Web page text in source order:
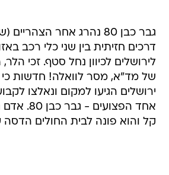
גבר כבן 80 נהרג אחר
דרכים חזיתית בין שני כלי רכב
לירושלים לכיוון נחל סטף. זכי
של מד"א, מסר לוואלה! חדשות כי
ירושלים הגיעו למקום ונאלצו
אחד
קל והוא פונה לבית החולים הדסה